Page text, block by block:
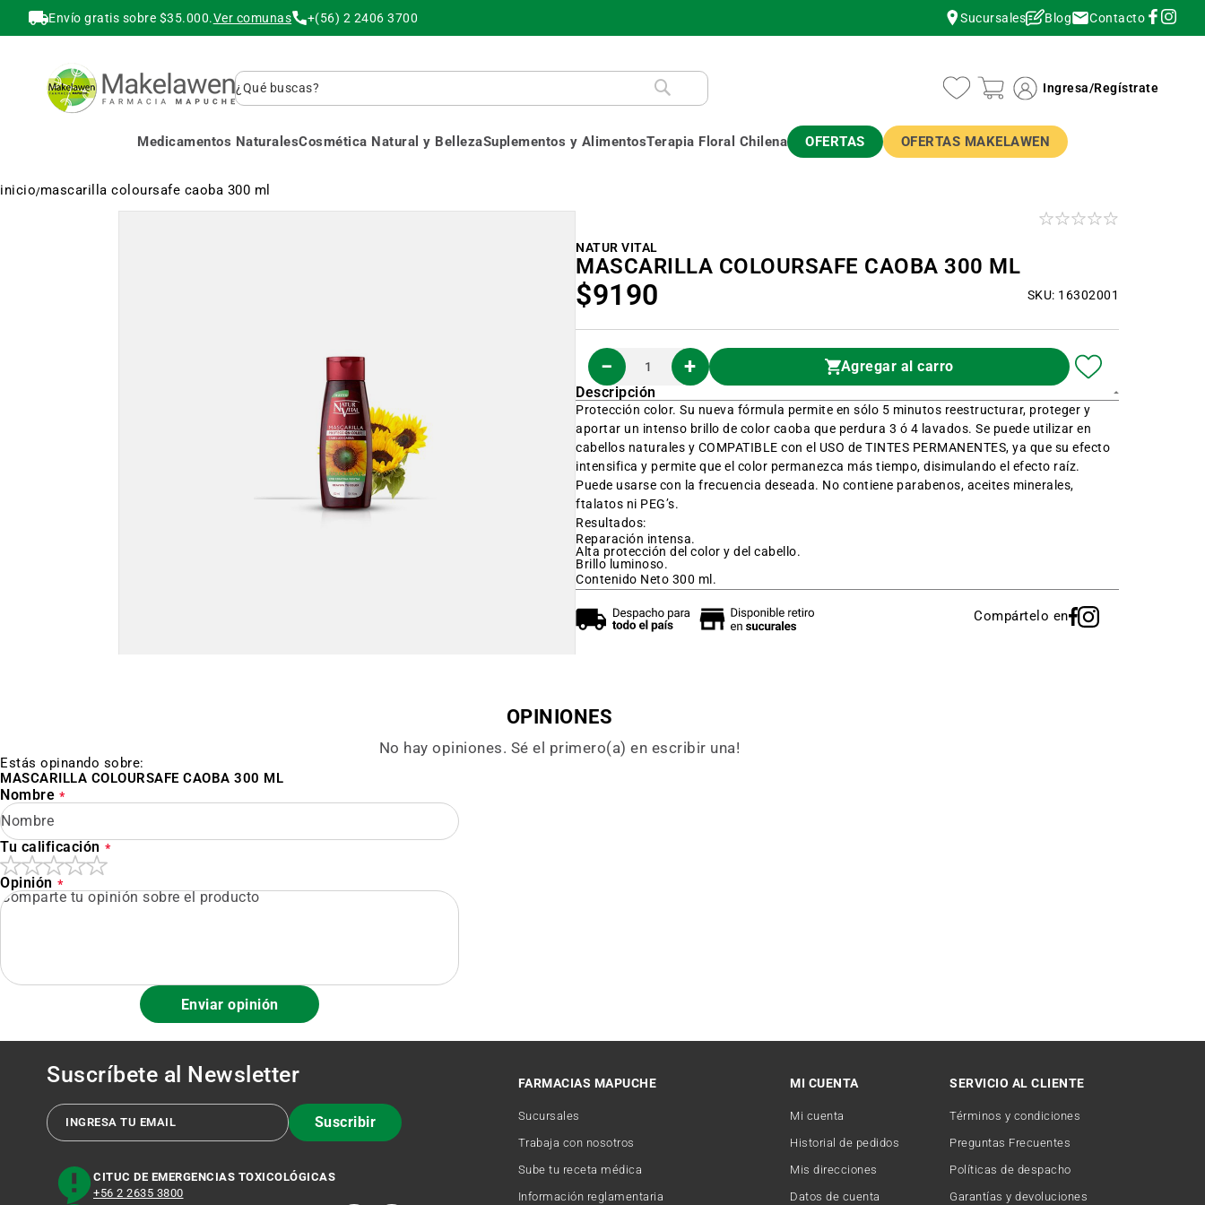
Envío gratis sobre $35.000.Ver comunas +(56) 2 2406 3700 Sucursales Blog Contacto
Buscar
Ingresa/Regístrate
Medicamentos NaturalesCosmética Natural y BellezaSuplementos y AlimentosTerapia Floral Chilena OFERTAS OFERTAS MAKELAWEN
inicio mascarilla coloursafe caoba 300 ml
NATUR VITAL
$9190 SKU: 16302001
MASCARILLA COLOURSAFE CAOBA 300 ML
Agregar al carro
Descripción
Protección color. Su nueva fórmula permite en sólo 5 minutos reestructurar, proteger y
aportar un intenso brillo de color caoba que perdura 3 ó 4 lavados. Se puede utilizar en
cabellos naturales y COMPATIBLE con el USO de TINTES PERMANENTES, ya que su efecto
intensifica y permite que el color permanezca más tiempo, disimulando el efecto raíz.
Puede usarse con la frecuencia deseada. No contiene parabenos, aceites minerales,
ftalatos ni PEG’s.
Resultados:
Reparación intensa.
Alta protección del color y del cabello.
Brillo luminoso.
Contenido Neto 300 ml.
Compártelo en
OPINIONES
No hay opiniones. Sé el primero(a) en escribir una!
Estás opinando sobre:
MASCARILLA COLOURSAFE CAOBA 300 ML
Nombre
Tu calificación
Opinión
Enviar opinión
Suscríbete al Newsletter
Suscribir
CITUC DE EMERGENCIAS TOXICOLÓGICAS
+56 2 2635 3800
FARMACIAS MAPUCHE
Sucursales
Trabaja con nosotros
Sube tu receta médica
Información reglamentaria
MI CUENTA
Mi cuenta
Historial de pedidos
Mis direcciones
Datos de cuenta
SERVICIO AL CLIENTE
Términos y condiciones
Preguntas Frecuentes
Políticas de despacho
Garantías y devoluciones